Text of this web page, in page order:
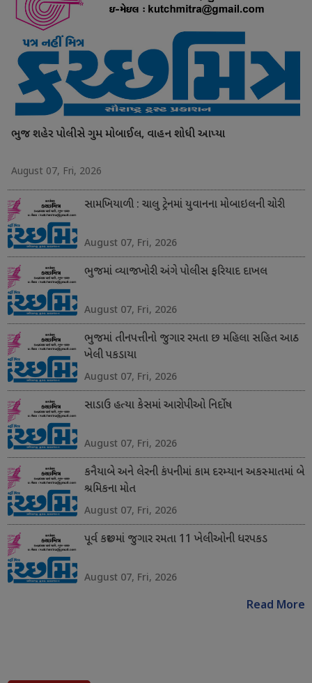
ભુજ શહેર પોલીસે ગુમ મોબાઈલ, વાહન શોધી આપ્યા
August 07, Fri, 2026
સામખિયાળી : ચાલુ ટ્રેનમાં યુવાનના મોબાઇલની ચોરી
August 07, Fri, 2026
ભુજમાં વ્યાજખોરી અંગે પોલીસ ફરિયાદ દાખલ
August 07, Fri, 2026
ભુજમાં તીનપત્તીનો જુગાર રમતા છ મહિલા સહિત આઠ
ખેલી પકડાયા
August 07, Fri, 2026
સાડાઉ હત્યા કેસમાં આરોપીઓ નિર્દોષ
August 07, Fri, 2026
કનૈયાબે અને લેરની કંપનીમાં કામ દરમ્યાન અકસ્માતમાં બે
શ્રમિકના મોત
August 07, Fri, 2026
પૂર્વ કચ્છમાં જુગાર રમતા 11 ખેલીઓની ધરપકડ
August 07, Fri, 2026
Read More